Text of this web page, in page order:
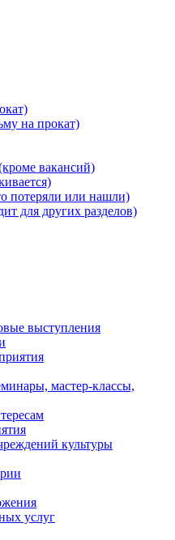
на прокат)
вакансий)
потеряли или нашли)
для других разделов)
выступления
мастер-классы,
культуры
услуг